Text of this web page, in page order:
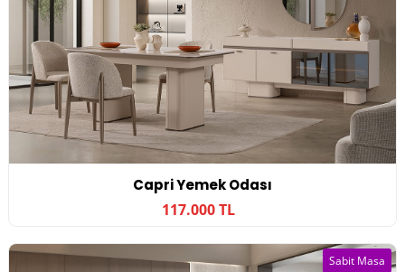
Capri Yemek Odası
117.000 TL
Sabit Masa